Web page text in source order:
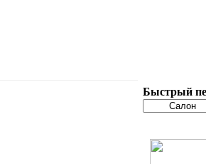
Быстрый